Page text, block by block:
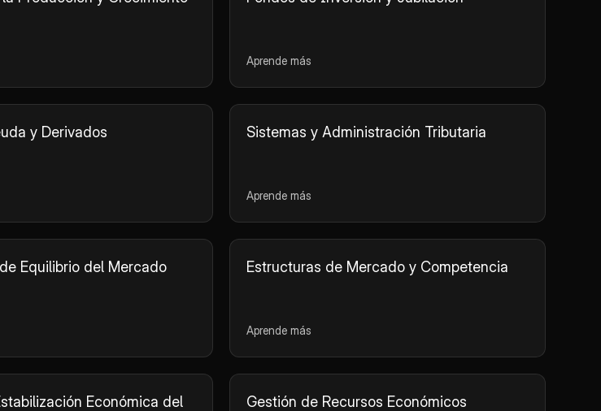
Aprende más
y Derivados Sistemas y Administración Tributaria
Aprende más
Equilibrio del Mercado Estructuras de Mercado y Competencia
Aprende más
Económica del
Gestión de Recursos Económicos